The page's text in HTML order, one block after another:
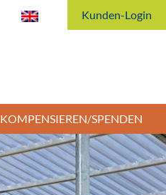
Kunden-Login
KOMPENSIEREN/SPENDEN